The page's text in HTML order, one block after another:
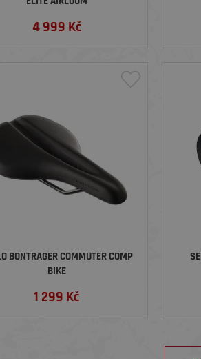
4 999 Kč
BONTRAGER COMMUTER COMP
BIKE
1 299 Kč